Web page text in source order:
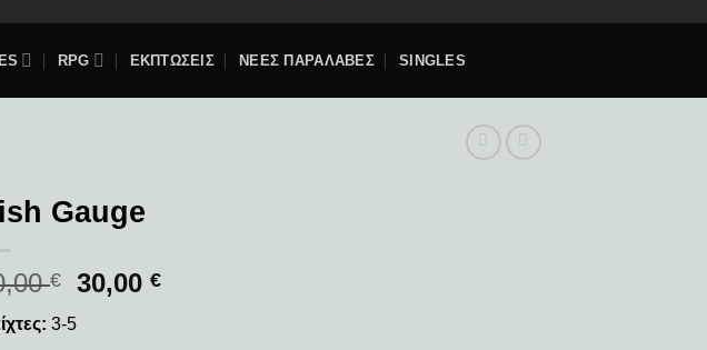
RPG ΕΚΠΤΩΣΕΙΣ ΝΕΕΣ ΠΑΡΑΛΑΒΕΣ SINGLES
Gauge
€ 30,00€
3-5